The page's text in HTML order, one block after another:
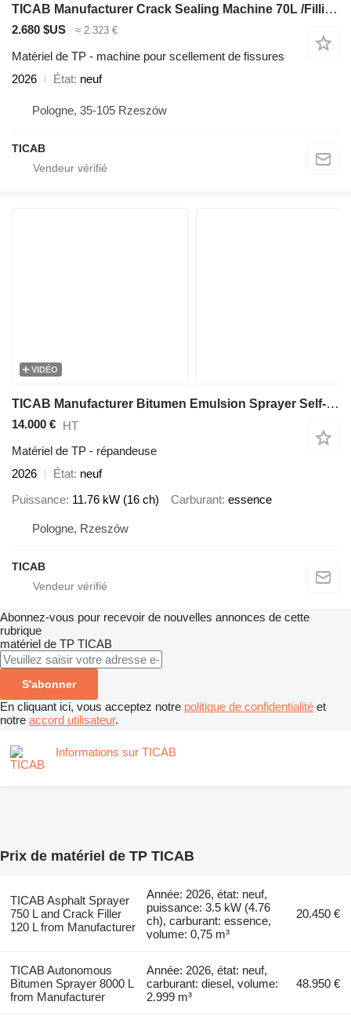
TICAB Manufacturer Crack Sealing Machine 70L /Filling joints with bitu
2.680 $US ≈ 2.323 €
Matériel de TP - machine pour scellement de fissures
2026
État neuf
Pologne, 35-105 Rzeszów
TICAB
VIDÉO
TICAB Manufacturer Bitumen Emulsion Sprayer Self-Propelled BS-1000 SP
14.000 € HT
Matériel de TP - répandeuse
2026
État neuf
Puissance 11.76 kW (16 ch) Carburant essence
Pologne, Rzeszów
TICAB
Abonnez-vous pour recevoir de nouvelles annonces de cette
rubrique
matériel de TP TICAB
S'abonner
En cliquant ici, vous acceptez notre politique de confidentialité et
notre accord utilisateur.
Informations sur TICAB
Prix de matériel de TP TICAB
TICAB Asphalt Sprayer
750 L and Crack Filler
120 L from Manufacturer
Année: 2026, état: neuf,
puissance: 3.5 kW (4.76
ch), carburant: essence,
volume: 0,75 m³
20.450 €
TICAB Autonomous
Bitumen Sprayer 8000 L
from Manufacturer
Année: 2026, état: neuf,
carburant: diesel, volume:
2.999 m³
48.950 €